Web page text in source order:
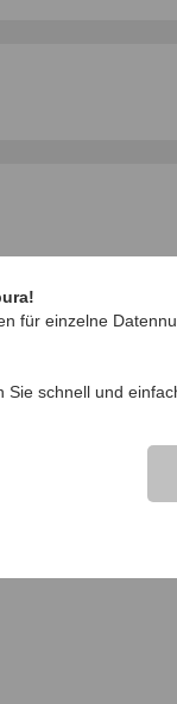
>>
für einzelne
Sie schnell und